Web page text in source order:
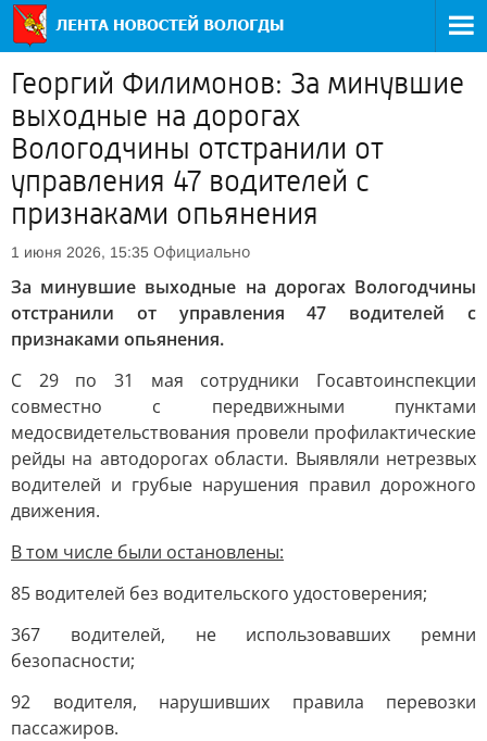
Георгий Филимонов: За минувшие
выходные на дорогах
Вологодчины отстранили от
управления 47 водителей с
признаками опьянения
1 июня 2026, 15:35 Официально
За минувшие выходные на дорогах Вологодчины
отстранили от управления 47 водителей с
признаками опьянения.
С 29 по 31 мая сотрудники Госавтоинспекции
совместно с передвижными пунктами
медосвидетельствования провели профилактические
рейды на автодорогах области. Выявляли нетрезвых
водителей и грубые нарушения правил дорожного
движения.
В том числе были остановлены:
85 водителей без водительского удостоверения;
367 водителей, не использовавших ремни
безопасности;
92 водителя, нарушивших правила перевозки
пассажиров.